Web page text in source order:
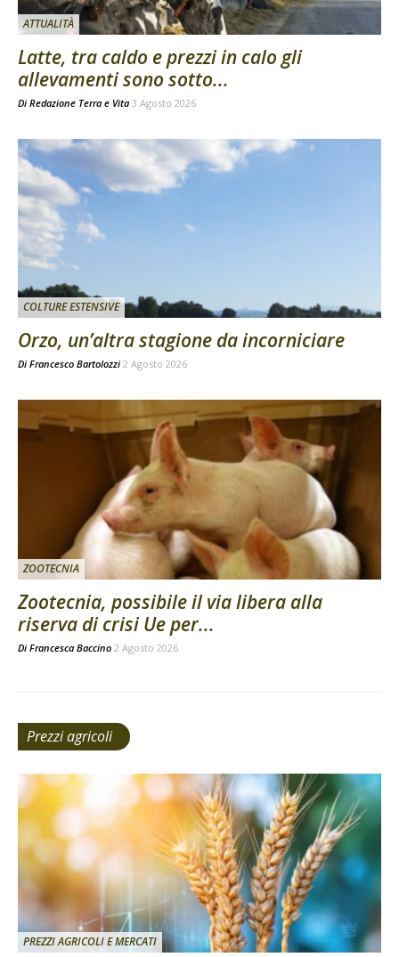
ATTUALITÀ
Latte, tra caldo e prezzi in calo gli
allevamenti sono sotto...
Di Redazione Terra e Vita 3 Agosto 2026
COLTURE ESTENSIVE
Orzo, un’altra stagione da incorniciare
Di Francesco Bartolozzi 2 Agosto 2026
ZOOTECNIA
Zootecnia, possibile il via libera alla
riserva di crisi Ue per...
Di Francesca Baccino 2 Agosto 2026
Prezzi agricoli
PREZZI AGRICOLI E MERCATI